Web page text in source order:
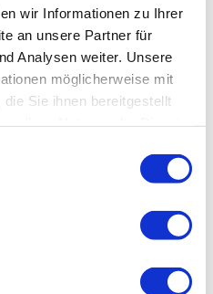
wir Informationen zu Ihrer
an unsere Partner für
Analysen weiter. Unsere
möglicherweise mit
Sie ihnen bereitgestellt